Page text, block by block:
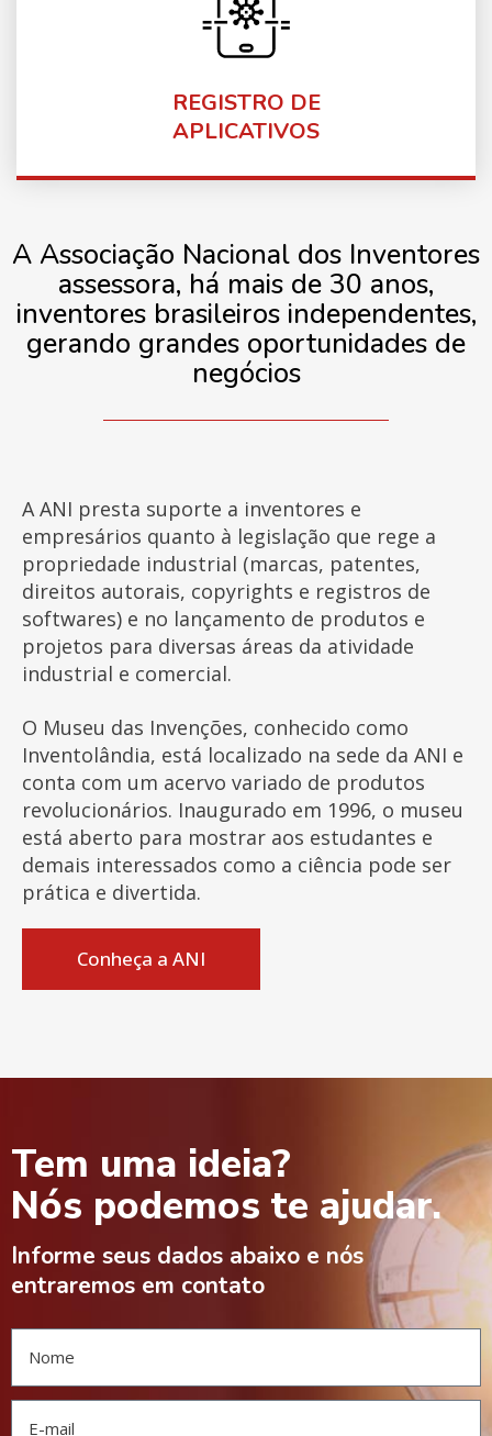
REGISTRO DE
APLICATIVOS
Usamos o celular para praticamente todas as
nossas atividades...
Saiba mais
A Associação Nacional dos Inventores
assessora, há mais de 30 anos,
inventores brasileiros independentes,
gerando grandes oportunidades de
negócios
A ANI presta suporte a inventores e
empresários quanto à legislação que rege a
propriedade industrial (marcas, patentes,
direitos autorais, copyrights e registros de
softwares) e no lançamento de produtos e
projetos para diversas áreas da atividade
industrial e comercial.
O Museu das Invenções, conhecido como
Inventolândia, está localizado na sede da ANI e
conta com um acervo variado de produtos
revolucionários. Inaugurado em 1996, o museu
está aberto para mostrar aos estudantes e
demais interessados como a ciência pode ser
prática e divertida.
Conheça a ANI
Tem uma ideia?
Nós podemos te ajudar.
Informe seus dados abaixo e nós
entraremos em contato